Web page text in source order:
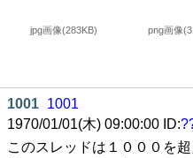
jpg画像(283KB) png画像
1001 1001
1970/01/01(木) 09:00:00 ID:
このスレッドは１０００を